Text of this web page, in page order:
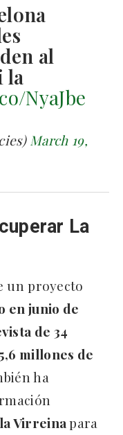
al
la
NyaJbe
March 19,
La
un proyecto
en junio de
de 34
millones de
ha
Virreinapara